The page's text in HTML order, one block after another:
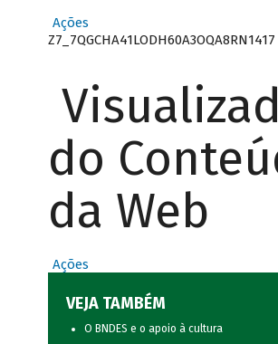
Ações
Z7_7QGCHA41LODH60A3OQA8RN1417
do
da Web
Ações
VEJA TAMBÉM
O BNDES e o apoio à cultura